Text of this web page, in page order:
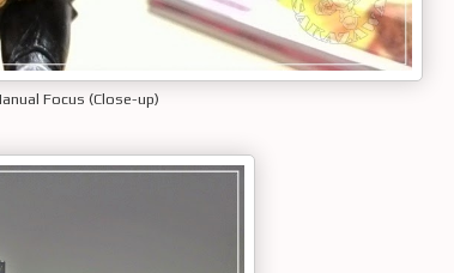
Focus (Close-up)